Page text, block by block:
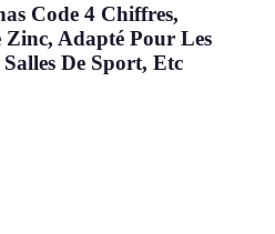
Code 4 Chiffres,
Adapté Pour Les
Salles De Sport, Etc